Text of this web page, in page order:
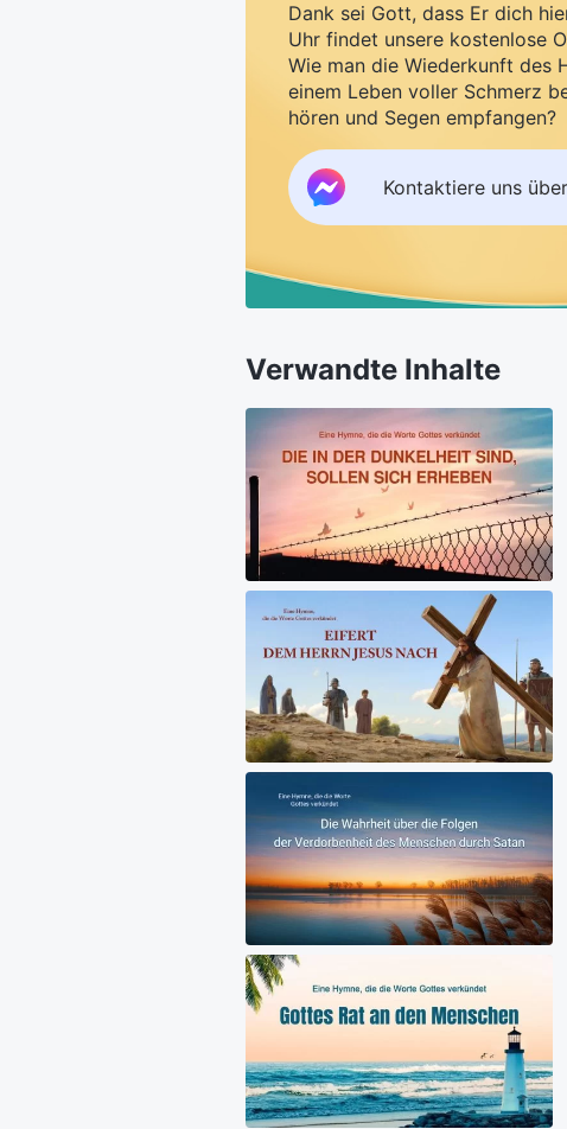
Dank sei Gott, dass Er dich
Uhr findet unsere kostenlose
Wie man die Wiederkunft des
einem Leben voller Schmerz
hören und Segen empfangen?
Kontaktiere uns
Verwandte Inhalte